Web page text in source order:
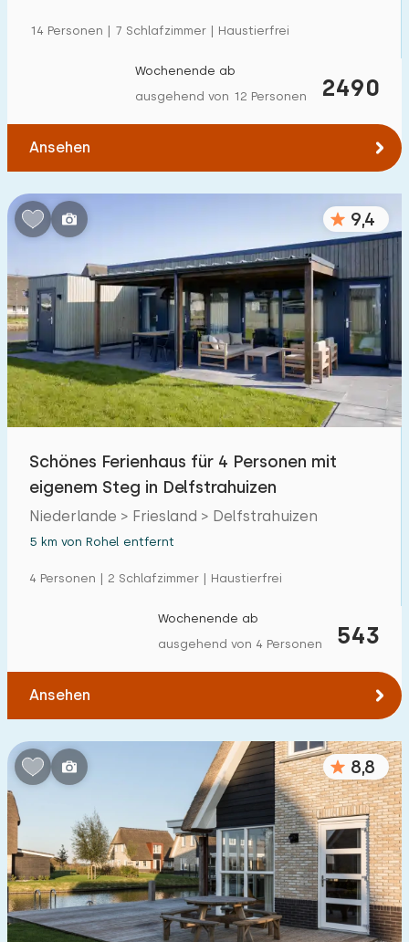
14 Personen | 7 Schlafzimmer | Haustierfrei
2490
Wochenende ab
ausgehend von 12 Personen
Ansehen
9,4
Schönes Ferienhaus für 4 Personen mit
eigenem Steg in Delfstrahuizen
Niederlande > Friesland > Delfstrahuizen
5 km von Rohel entfernt
4 Personen | 2 Schlafzimmer | Haustierfrei
543
Wochenende ab
ausgehend von 4 Personen
Ansehen
8,8